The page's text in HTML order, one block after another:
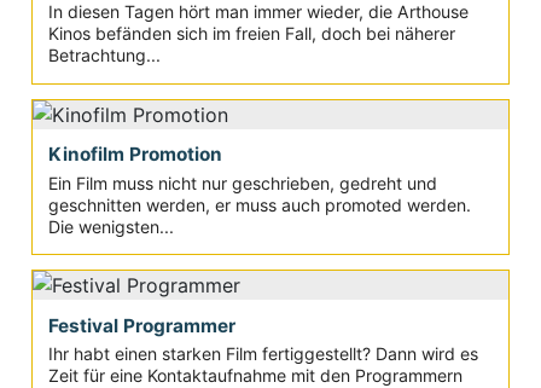
In diesen Tagen hört man immer wieder, die Arthouse
Kinos befänden sich im freien Fall, doch bei näherer
Betrachtung...
Kinofilm Promotion
Ein Film muss nicht nur geschrieben, gedreht und
geschnitten werden, er muss auch promoted werden.
Die wenigsten...
Festival Programmer
Ihr habt einen starken Film fertiggestellt? Dann wird es
Zeit für eine Kontaktaufnahme mit den Programmern